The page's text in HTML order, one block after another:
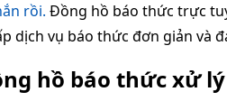
rồi. Đồng hồ báo thức trực
dịch vụ báo thức đơn giản và
hồ báo thức xử